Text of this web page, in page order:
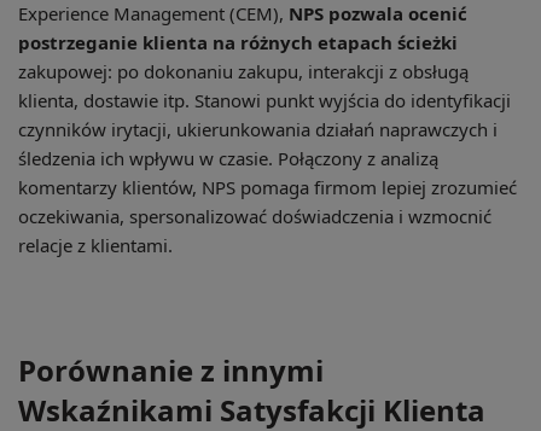
Experience Management (CEM), NPS pozwala ocenić
postrzeganie klienta na różnych etapach ścieżki
zakupowej: po dokonaniu zakupu, interakcji z obsługą
klienta, dostawie itp. Stanowi punkt wyjścia do identyfikacji
czynników irytacji, ukierunkowania działań naprawczych i
śledzenia ich wpływu w czasie. Połączony z analizą
komentarzy klientów, NPS pomaga firmom lepiej zrozumieć
oczekiwania, spersonalizować doświadczenia i wzmocnić
relacje z klientami.
Porównanie z innymi
Wskaźnikami Satysfakcji Klienta